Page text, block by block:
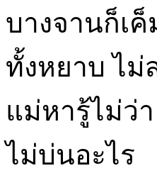
บางจานก็เ
ทั้งหยาบ ไม่
แม่หารู้ไม่ว่
ไม่บ่นอะไร